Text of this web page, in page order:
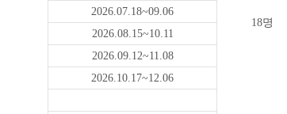
18명
2026.07.18~09.06
2026.08.15~10.11
2026.09.12~11.08
2026.10.17~12.06